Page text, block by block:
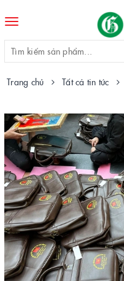
Toggle
Trang chủ Tất cả tin tức